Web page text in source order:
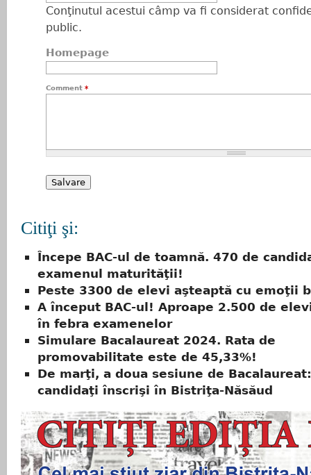
Conţinutul acestui câmp va fi considerat
public.
Homepage
Comment *
Citiţi şi:
Începe BAC-ul de toamnă. 470 de
examenul maturităţii!
Peste 3300 de elevi aşteaptă cu emoţii
A început BAC-ul! Aproape 2.500 de
în febra examenelor
Simulare Bacalaureat 2024. Rata de
promovabilitate este de 45,33%!
De marţi, a doua sesiune de
candidaţi înscrişi în Bistriţa-Năsăud